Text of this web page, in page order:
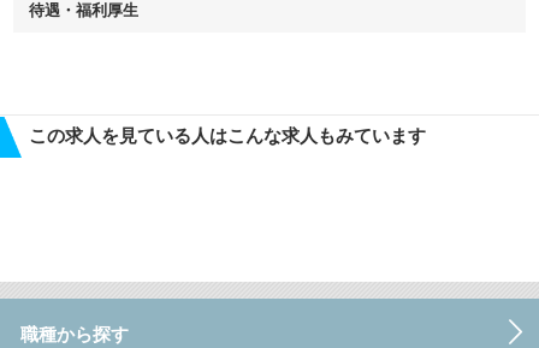
待遇・福利厚生
この求人を見ている人はこんな求人もみています
職種から探す